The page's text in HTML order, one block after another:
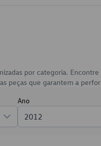
por categoria.
peças que garantem a
Ano
2012